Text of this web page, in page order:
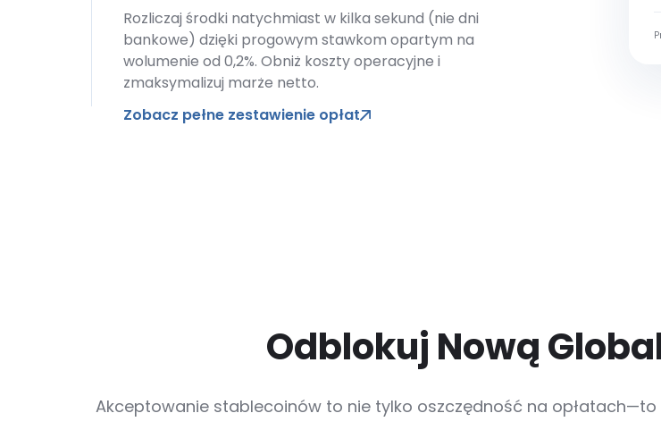
Rozliczaj środki natychmiast w kilka sekund (nie dni
bankowe) dzięki progowym stawkom opartym na
wolumenie od 0,2%. Obniż koszty operacyjne i
zmaksymalizuj marże netto.
Zobacz pełne zestawienie opłat
Odblokuj Nową
Akceptowanie stablecoinów to nie tylko oszczędność na